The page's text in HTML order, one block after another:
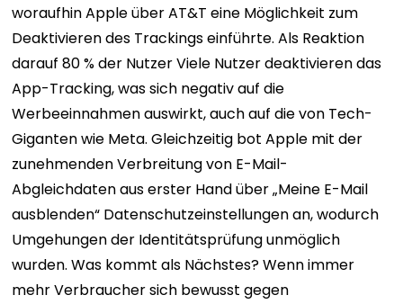
woraufhin Apple über AT&T eine Möglichkeit zum
Deaktivieren des Trackings einführte. Als Reaktion
darauf80 % der NutzerViele Nutzer deaktivieren das
App-Tracking, was sich negativ auf die
Werbeeinnahmen auswirkt, auch auf die von Tech-
Giganten wie Meta. Gleichzeitig bot Apple mit der
zunehmenden Verbreitung von E-Mail-
Abgleichdaten aus erster Hand über „Meine E-Mail
ausblenden“ Datenschutzeinstellungen an, wodurch
Umgehungen der Identitätsprüfung unmöglich
wurden. Was kommt als Nächstes? Wenn immer
mehr Verbraucher sich bewusst gegen